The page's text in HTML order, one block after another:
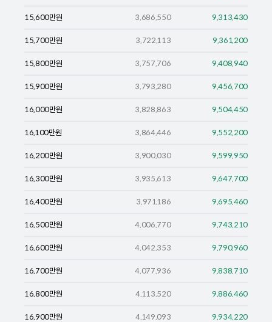
15,600만원 3,686,550 9,313,430
15,700만원 3,722,113 9,361,200
15,800만원 3,757,706 9,408,940
15,900만원 3,793,280 9,456,700
16,000만원 3,828,863 9,504,450
16,100만원 3,864,446 9,552,200
16,200만원 3,900,030 9,599,950
16,300만원 3,935,613 9,647,700
16,400만원 3,971,186 9,695,460
16,500만원 4,006,770 9,743,210
16,600만원 4,042,353 9,790,960
16,700만원 4,077,936 9,838,710
16,800만원 4,113,520 9,886,460
16,900만원 4,149,093 9,934,220